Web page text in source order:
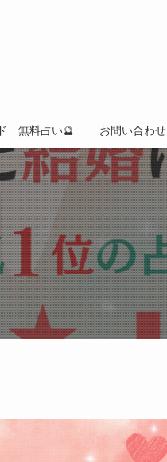
無料占い🔮 お問い合わせ